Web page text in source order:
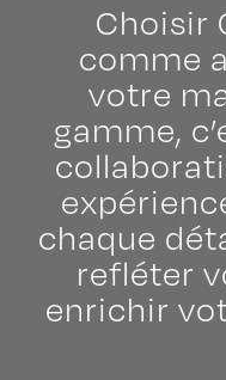
Choisir
comme
votre
gamme,
chaque
refléter
enrichir